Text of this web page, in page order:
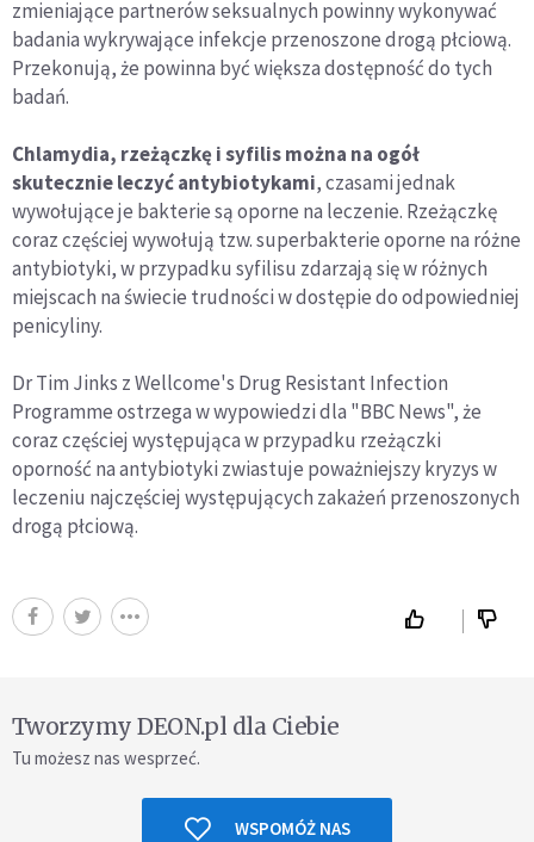
zmieniające partnerów seksualnych powinny wykonywać
badania wykrywające infekcje przenoszone drogą płciową.
Przekonują, że powinna być większa dostępność do tych
badań.
Chlamydia, rzeżączkę i syfilis można na ogół
skutecznie leczyć antybiotykami, czasami jednak
wywołujące je bakterie są oporne na leczenie. Rzeżączkę
coraz częściej wywołują tzw. superbakterie oporne na różne
antybiotyki, w przypadku syfilisu zdarzają się w różnych
miejscach na świecie trudności w dostępie do odpowiedniej
penicyliny.
Dr Tim Jinks z Wellcome's Drug Resistant Infection
Programme ostrzega w wypowiedzi dla "BBC News", że
coraz częściej występująca w przypadku rzeżączki
oporność na antybiotyki zwiastuje poważniejszy kryzys w
leczeniu najczęściej występujących zakażeń przenoszonych
drogą płciową.
Tworzymy DEON.pl dla Ciebie
Tu możesz nas wesprzeć.
WSPOMÓŻ NAS